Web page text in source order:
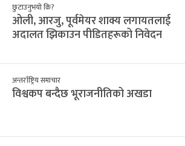
छुटाउनुभयो कि?
ओली, आरजु, पूर्वमेयर शाक्य लगायतलाई
अदालत झिकाउन पीडितहरूको निवेदन
अन्तर्राष्ट्रिय समाचार
विश्वकप बन्दैछ भूराजनीतिको अखडा